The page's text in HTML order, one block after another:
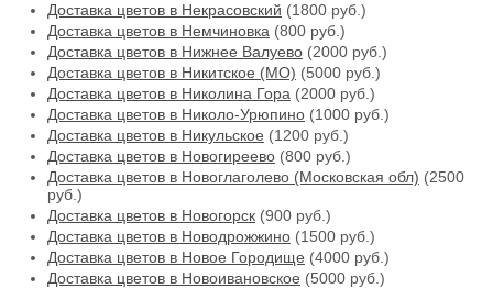
Доставка цветов в Некрасовский (1800 руб.)
Доставка цветов в Немчиновка (800 руб.)
Доставка цветов в Нижнее Валуево (2000 руб.)
Доставка цветов в Никитское (МО) (5000 руб.)
Доставка цветов в Николина Гора (2000 руб.)
Доставка цветов в Николо-Урюпино (1000 руб.)
Доставка цветов в Никульское (1200 руб.)
Доставка цветов в Новогиреево (800 руб.)
Доставка цветов в Новоглаголево (Московская обл) (2500
руб.)
Доставка цветов в Новогорск (900 руб.)
Доставка цветов в Новодрожжино (1500 руб.)
Доставка цветов в Новое Городище (4000 руб.)
Доставка цветов в Новоивановское (5000 руб.)